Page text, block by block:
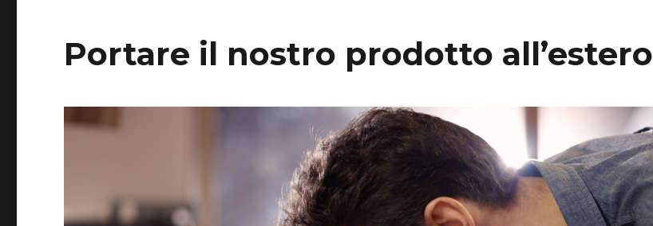
Portare il nostro prodotto all’estero